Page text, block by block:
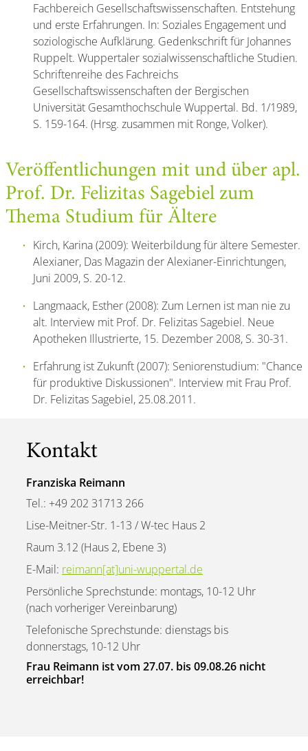
Fachbereich Gesellschaftswissenschaften. Entstehung
und erste Erfahrungen. In: Soziales Engagement und
soziologische Aufklärung. Gedenkschrift für Johannes
Ruppelt. Wuppertaler sozialwissenschaftliche Studien.
Schriftenreihe des Fachreichs
Gesellschaftswissenschaften der Bergischen
Universität Gesamthochschule Wuppertal. Bd. 1/1989,
S. 159-164. (Hrsg. zusammen mit Ronge, Volker).
Veröffentlichungen mit und über apl.
Prof. Dr. Felizitas Sagebiel zum
Thema Studium für Ältere
Kirch, Karina (2009): Weiterbildung für ältere Semester.
Alexianer, Das Magazin der Alexianer-Einrichtungen,
Juni 2009, S. 20-12.
Langmaack, Esther (2008): Zum Lernen ist man nie zu
alt. Interview mit Prof. Dr. Felizitas Sagebiel. Neue
Apotheken Illustrierte, 15. Dezember 2008, S. 30-31.
Erfahrung ist Zukunft (2007): Seniorenstudium: "Chance
für produktive Diskussionen". Interview mit Frau Prof.
Dr. Felizitas Sagebiel, 25.08.2011.
Kontakt
Franziska Reimann
Tel.: +49 202 31713 266
Lise-Meitner-Str. 1-13 / W-tec Haus 2
Raum 3.12 (Haus 2, Ebene 3)
E-Mail: reimann[at]uni-wuppertal.de
Persönliche Sprechstunde: montags, 10-12 Uhr
(nach vorheriger Vereinbarung)
Telefonische Sprechstunde: dienstags bis
donnerstags, 10-12 Uhr
Frau Reimann ist vom 27.07. bis 09.08.26 nicht
erreichbar!